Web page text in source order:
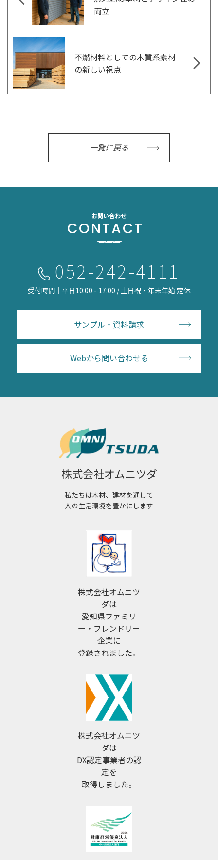
両立
不燃材料としての木質系素材
の新しい視点
一覧に戻る
お問い合わせ
CONTACT
052-242-4111
受付時間｜平日10:00 - 17:00 / 土日祝・年末年始 定休
サンプル・資料請求
Webから問い合わせる
株式会社オムニツダ
私たちは木材、建材を通して
人の生活環境を豊かにします
株式会社オムニツ
ダは
愛知県ファミリ
ー・フレンドリー
企業に
登録されました。
株式会社オムニツ
ダは
DX認定事業者の認
定を
取得しました。